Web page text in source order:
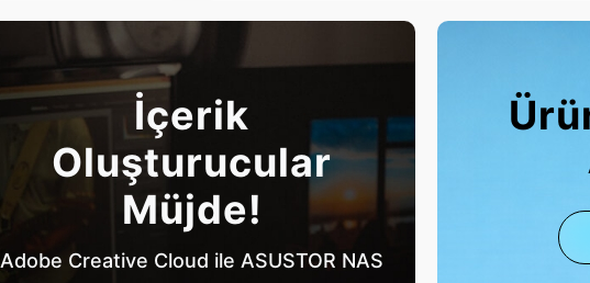
İçerik
Oluşturucular
Müjde!
Adobe Creative Cloud ile ASUSTOR NAS